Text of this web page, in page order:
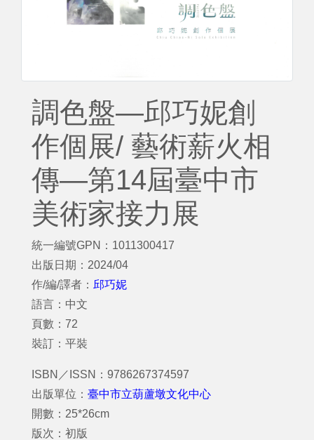
調色盤—邱巧妮創
作個展/ 藝術薪火相
傳—第14屆臺中市
美術家接力展
統一編號GPN：1011300417
出版日期：2024/04
作/編/譯者： 邱巧妮
語言：中文
頁數：72
裝訂：平裝
ISBN／ISSN：9786267374597
出版單位： 臺中市立葫蘆墩文化中心
開數：25*26cm
版次：初版